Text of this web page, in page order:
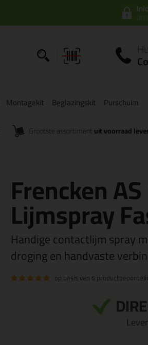
Montagekit Beglazingskit Purschuim
Grootste assortiment uit voorraad
Frencken
Lijmspray
Handige contactlijm spray
droging en handvaste
op basis van 6